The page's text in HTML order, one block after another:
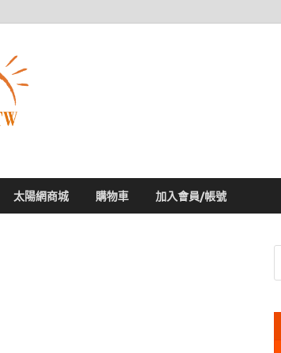
太陽網商城 購物車 加入會員/帳號